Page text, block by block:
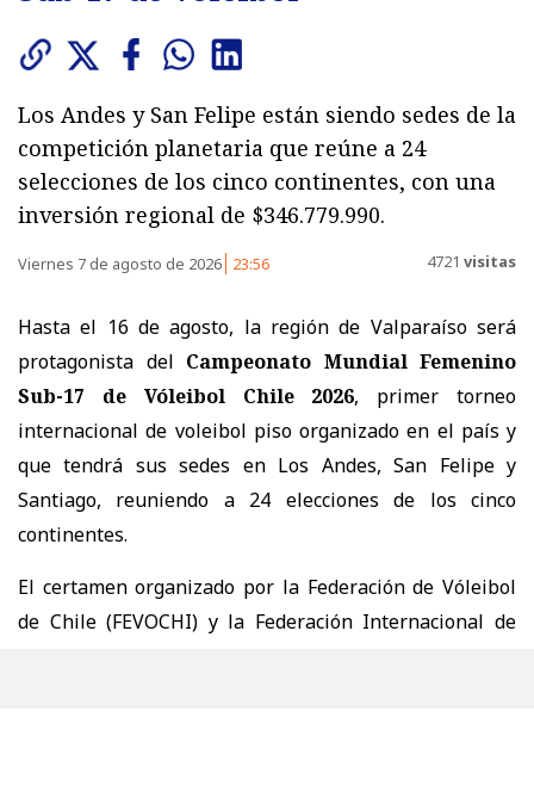
Los Andes y San Felipe están siendo sedes de la
competición planetaria que reúne a 24
selecciones de los cinco continentes, con una
inversión regional de $346.779.990.
Viernes 7 de agosto de 2026 23:56 4721 visitas
Hasta el 16 de agosto, la región de Valparaíso será
protagonista del Campeonato Mundial Femenino
Sub-17 de Vóleibol Chile 2026, primer torneo
internacional de voleibol piso organizado en el país y
que tendrá sus sedes en Los Andes, San Felipe y
Santiago, reuniendo a 24 elecciones de los cinco
continentes.
El certamen organizado por la Federación de Vóleibol
de Chile (FEVOCHI) y la Federación Internacional de